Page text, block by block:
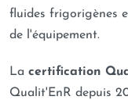
fluides frigorigènes
de l'équipement.
La certification
Qualit'EnR depuis